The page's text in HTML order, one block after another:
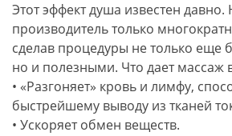
Этот эффект душа известен
производитель только
сделав процедуры не только еще
но и полезными. Что дает массаж
• «Разгоняет» кровь и лимфу,
быстрейшему выводу из тканей
• Ускоряет обмен веществ.